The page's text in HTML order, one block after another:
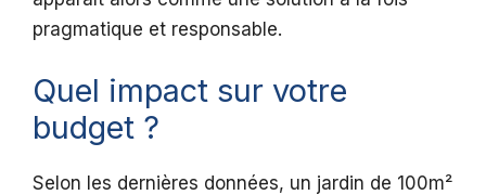
pragmatique et responsable.
Quel impact sur votre
budget ?
Selon les dernières données, un jardin de 100m²